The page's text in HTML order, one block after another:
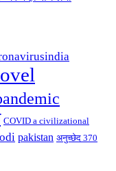
COVID a civilizational
pakistan अनुच्छेद 370